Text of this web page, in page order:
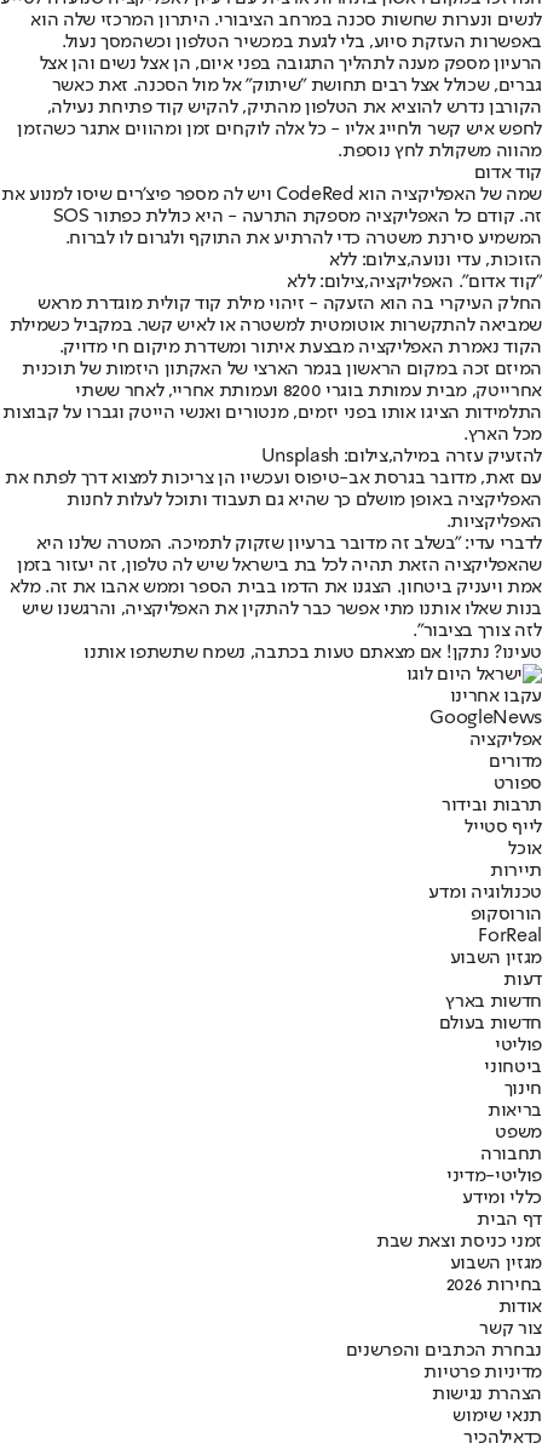
לנשים ונערות שחשות סכנה במרחב הציבורי. היתרון המרכזי שלה הוא
באפשרות העזקת סיוע, בלי לגעת במכשיר הטלפון וכשהמסך נעול.
הרעיון מספק מענה לתהליך התגובה בפני איום, הן אצל נשים והן אצל
גברים, שכולל אצל רבים תחושת "שיתוק" אל מול הסכנה. זאת כאשר
הקורבן נדרש להוציא את הטלפון מהתיק, להקיש קוד פתיחת נעילה,
לחפש איש קשר ולחייג אליו - כל אלה לוקחים זמן ומהווים אתגר כשהזמן
מהווה משקולת לחץ נוספת.
קוד אדום
שמה של האפליקציה הוא CodeRed ויש לה מספר פיצ'רים שיסו למנוע את
זה. קודם כל האפליקציה מספקת התרעה - היא כוללת כפתור SOS
המשמיע סירנת משטרה כדי להרתיע את התוקף ולגרום לו לברוח.
הזוכות, עדי ונועה,צילום: ללא
"קוד אדום". האפליקציה,צילום: ללא
החלק העיקרי בה הוא הזעקה - זיהוי מילת קוד קולית מוגדרת מראש
שמביאה להתקשרות אוטומטית למשטרה או לאיש קשר. במקביל כשמילת
הקוד נאמרת האפליקציה מבצעת איתור ומשדרת מיקום חי מדויק.
המיזם זכה במקום הראשון בגמר הארצי של האקתון היזמות של תוכנית
אחרייטק, מבית עמותת בוגרי 8200 ועמותת אחריי, לאחר ששתי
התלמידות הציגו אותו בפני יזמים, מנטורים ואנשי הייטק וגברו על קבוצות
מכל הארץ.
להזעיק עזרה במילה,צילום: Unsplash
עם זאת, מדובר בגרסת אב-טיפוס ועכשיו הן צריכות למצוא דרך לפתח את
האפליקציה באופן מושלם כך שהיא גם תעבוד ותוכל לעלות לחנות
האפליקציות.
לדברי עדי: "בשלב זה מדובר ברעיון שזקוק לתמיכה. המטרה שלנו היא
שהאפליקציה הזאת תהיה לכל בת בישראל שיש לה טלפון, זה יעזור בזמן
אמת ויעניק ביטחון. הצגנו את הדמו בבית הספר וממש אהבו את זה. מלא
בנות שאלו אותנו מתי אפשר כבר להתקין את האפליקציה, והרגשנו שיש
לזה צורך בציבור".
טעינו? נתקן! אם מצאתם טעות בכתבה, נשמח שתשתפו אותנו
עקבו אחרינו
Googl eNews
אפליקציה
מדורים
ספורט
תרבות ובידור
לייף סטייל
אוכל
תיירות
טכנולוגיה ומדע
הורוסקופ
ForReal
מגזין השבוע
דעות
חדשות בארץ
חדשות בעולם
פוליטי
ביטחוני
חינוך
בריאות
משפט
תחבורה
פוליטי-מדיני
כללי ומידע
דף הבית
זמני כניסת וצאת שבת
מגזין השבוע
בחירות 2026
אודות
צור קשר
נבחרת הכתבים והפרשנים
מדיניות פרטיות
הצהרת נגישות
תנאי שימוש
כדאילהכיר